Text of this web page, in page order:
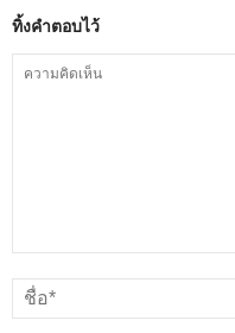
ทิ้งคำตอบไว้